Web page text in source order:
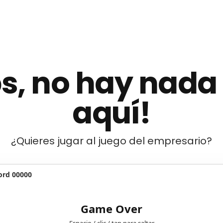
no hay
aquí!
¿Quieres jugar al juego del empresario?